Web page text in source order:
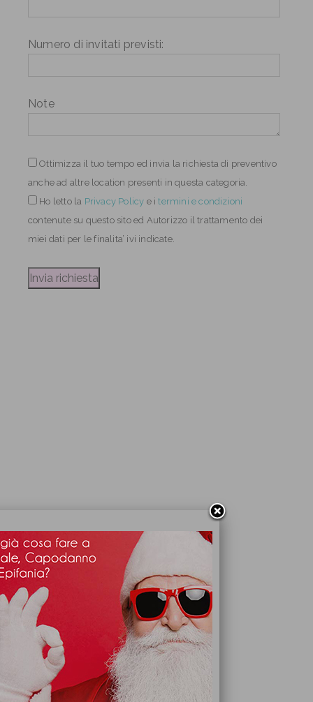
Numero di invitati previsti:
Note
Ottimizza il tuo tempo ed invia la richiesta di preventivo
anche ad altre location presenti in questa categoria.
Ho letto la Privacy Policy e itermini e condizioni
contenute su questo sito ed Autorizzo il trattamento dei
miei dati per le finalita’ ivi indicate.
REVIEWS